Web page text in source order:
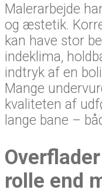
Malerarbejde
og æstetik.
kan have stor
indeklima,
indtryk af en
Mange
kvaliteten af
lange bane –
rolle end